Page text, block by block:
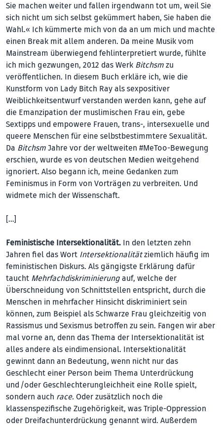
Sie machen weiter und fallen irgendwann tot um, weil Sie
sich nicht um sich selbst gekümmert haben, Sie haben die
Wahl.« Ich kümmerte mich von da an um mich und machte
einen Break mit allem anderen. Da meine Musik vom
Mainstream überwiegend fehlinterpretiert wurde, fühlte
ich mich gezwungen, 2012 das Werk Bitchsm zu
veröffentlichen. In diesem Buch erkläre ich, wie die
Kunstform von Lady Bitch Ray als sexpositiver
Weiblichkeitsentwurf verstanden werden kann, gehe auf
die Emanzipation der muslimischen Frau ein, gebe
Sextipps und empowere Frauen, trans-, intersexuelle und
queere Menschen für eine selbstbestimmtere Sexualität.
Da Bitchsm Jahre vor der weltweiten #MeToo-Bewegung
erschien, wurde es von deutschen Medien weitgehend
ignoriert. Also begann ich, meine Gedanken zum
Feminismus in Form von Vorträgen zu verbreiten. Und
widmete mich der Wissenschaft.
[…]
Feministische Intersektionalität. In den letzten zehn
Jahren fiel das Wort Intersektionalitätziemlich häufig im
feministischen Diskurs. Als gängigste Erklärung dafür
taucht Mehrfachdiskriminierung auf, welche der
Überschneidung von Schnittstellen entspricht, durch die
Menschen in mehrfacher Hinsicht diskriminiert sein
können, zum Beispiel als Schwarze Frau gleichzeitig von
Rassismus und Sexismus betroffen zu sein. Fangen wir aber
mal vorne an, denn das Thema der Intersektionalität ist
alles andere als eindimensional. Intersektionalität
gewinnt dann an Bedeutung, wenn nicht nur das
Geschlecht einer Person beim Thema Unterdrückung
und /oder Geschlechterungleichheit eine Rolle spielt,
sondern auch race. Oder zusätzlich noch die
klassenspezifische Zugehörigkeit, was Triple-Oppression
oder Dreifachunterdrückung genannt wird. Außerdem